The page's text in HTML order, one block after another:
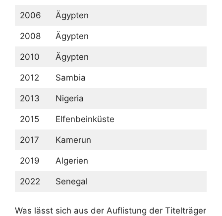
2006 Ägypten
2008 Ägypten
2010 Ägypten
2012 Sambia
2013 Nigeria
2015 Elfenbeinküste
2017 Kamerun
2019 Algerien
2022 Senegal
Was lässt sich aus der Auflistung der Titelträger